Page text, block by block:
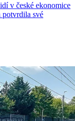
v české ekonomice
potvrdila své